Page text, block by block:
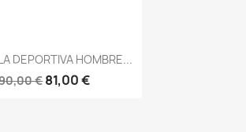
Vista rápida
DEPORTIVA HOMBRE...
€81,00 €